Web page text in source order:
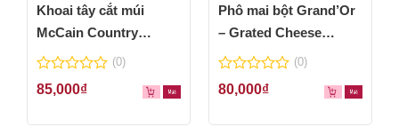
Khoai tây cắt múi
McCain Country
Wedges 600g
0
out
5
(0)
85,000₫
Phô mai bột Grand’Or
– Grated Cheese
Powder 100g
0
out
5
(0)
80,000₫